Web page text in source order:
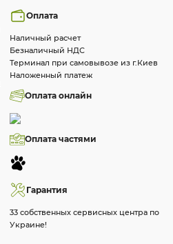
Оплата
Наличный расчет
Безналичный НДС
Терминал при самовывозе из г.Киев
Наложенный платеж
Оплата онлайн
Оплата частями
Гарантия
33 собственных сервисных центра по
Украине!